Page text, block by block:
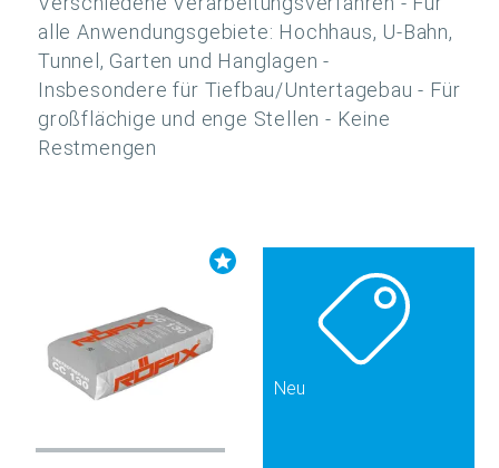
alle Anwendungsgebiete: Hochhaus, U-Bahn,
Tunnel, Garten und Hanglagen -
Insbesondere für Tiefbau/Untertagebau - Für
großflächige und enge Stellen - Keine
Restmengen
Neu